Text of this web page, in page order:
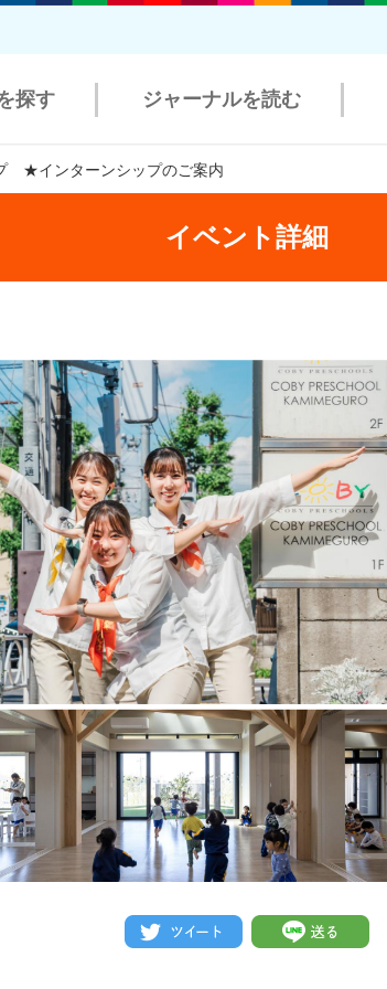
探す ジャーナルを読む
★インターンシップのご案内
イベント詳細